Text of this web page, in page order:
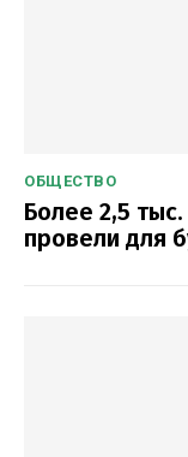
ОБЩЕСТВО
Более 2,5
провели для